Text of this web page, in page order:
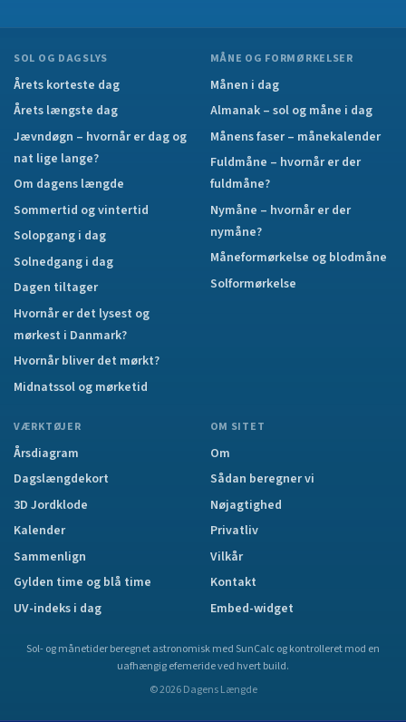
SOL OG DAGSLYS
Årets korteste dag
Årets længste dag
Jævndøgn – hvornår er dag og
nat lige lange?
Om dagens længde
Sommertid og vintertid
Solopgang i dag
Solnedgang i dag
Dagen tiltager
Hvornår er det lysest og
mørkest i Danmark?
Hvornår bliver det mørkt?
Midnatssol og mørketid
MÅNE OG FORMØRKELSER
Månen i dag
Almanak – sol og måne i dag
Månens faser – månekalender
Fuldmåne – hvornår er der
fuldmåne?
Nymåne – hvornår er der
nymåne?
Måneformørkelse og blodmåne
Solformørkelse
VÆRKTØJER
Årsdiagram
Dagslængdekort
3D Jordklode
Kalender
Sammenlign
Gylden time og blå time
UV-indeks i dag
OM SITET
Om
Sådan beregner vi
Nøjagtighed
Privatliv
Vilkår
Kontakt
Embed-widget
Sol- og månetider beregnet astronomisk med SunCalc og kontrolleret mod en
uafhængig efemeride ved hvert build.
©2026 Dagens Længde